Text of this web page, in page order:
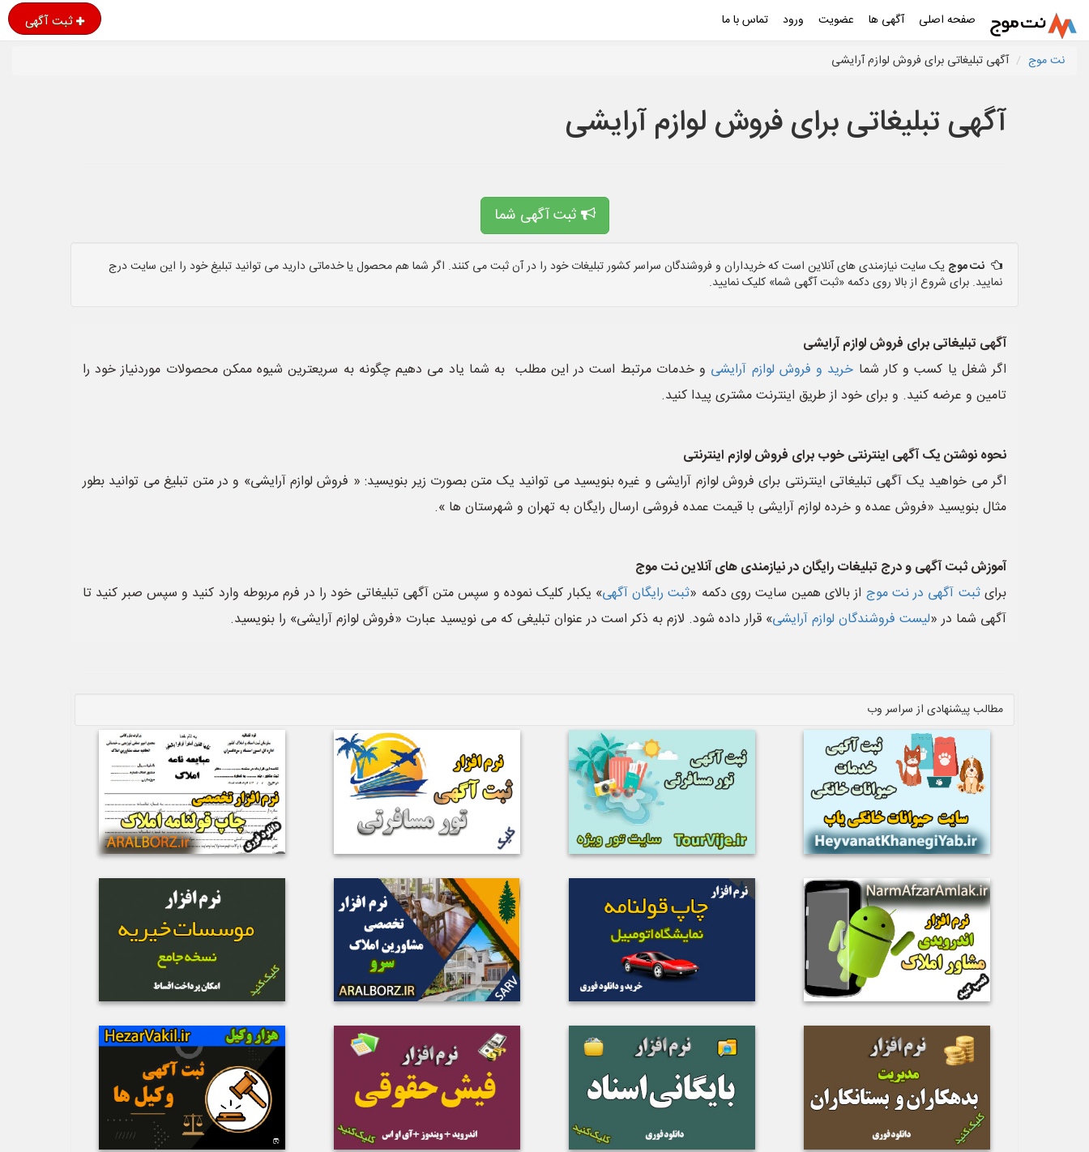
صفحه اصلی آگهی ها عضویت ورود تماس با ما ثبت آگهی
نت موج آگهی تبلیغاتی برای فروش لوازم آرایشی
آگهی تبلیغاتی برای فروش لوازم آرایشی
ثبت آگهی شما
نت موج یک سایت نیازمندی های آنلاین است که خریداران و فروشندگان سراسر کشور تبلیغات خود را در آن ثبت می کنند. اگر شما هم محصول یا خدماتی دارید می توانید تبلیغ خود را این سایت درج
نمایید. برای شروع از بالا روی دکمه «ثبت آگهی شما» کلیک نمایید.
آگهی تبلیغاتی برای فروش لوازم آرایشی
اگر شغل یا کسب و کار شما خرید و فروش لوازم آرایشی و خدمات مرتبط است در این مطلب به شما یاد می دهیم چگونه به سریعترین شیوه ممکن محصولات موردنیاز خود را
تامین و عرضه کنید. و برای خود از طریق اینترنت مشتری پیدا کنید.
نحوه نوشتن یک آگهی اینترنتی خوب برای فروش لوازم اینترنتی
اگر می خواهید یک آگهی تبلیغاتی اینترنتی برای فروش لوازم آرایشی و غیره بنویسید می توانید یک متن بصورت زیر بنویسید: « فروش لوازم آرایشی» و در متن تبلیغ می توانید بطور
مثال بنویسید «فروش عمده و خرده لوازم آرایشی با قیمت عمده فروشی ارسال رایگان به تهران و شهرستان ها ».
آموزش ثبت آگهی و درج تبلیغات رایگان در نیازمندی های آنلاین نت موج
برایثبت آگهی در نت موج از بالای همین سایت روی دکمه «ثبت رایگان آگهی» یکبار کلیک نموده و سپس متن آگهی تبلیغاتی خود را در فرم مربوطه وارد کنید و سپس صبر کنید تا
آگهی شما در «لیست فروشندگان لوازم آرایشی» قرار داده شود. لازم به ذکر است در عنوان تبلیغی که می نویسید عبارت «فروش لوازم آرایشی» را بنویسید.
مطالب پیشنهادی از سراسر وب